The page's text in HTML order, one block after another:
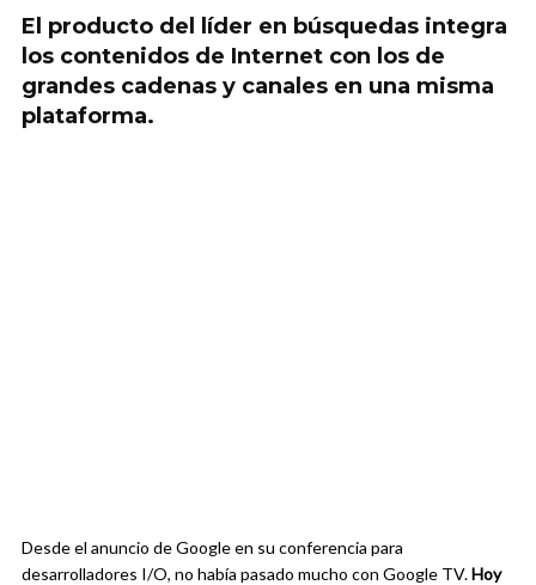
El producto del líder en búsquedas integra
los contenidos de Internet con los de
grandes cadenas y canales en una misma
plataforma.
Desde el anuncio de Google en su conferencia para
desarrolladores I/O, no había pasado mucho con Google TV.Hoy